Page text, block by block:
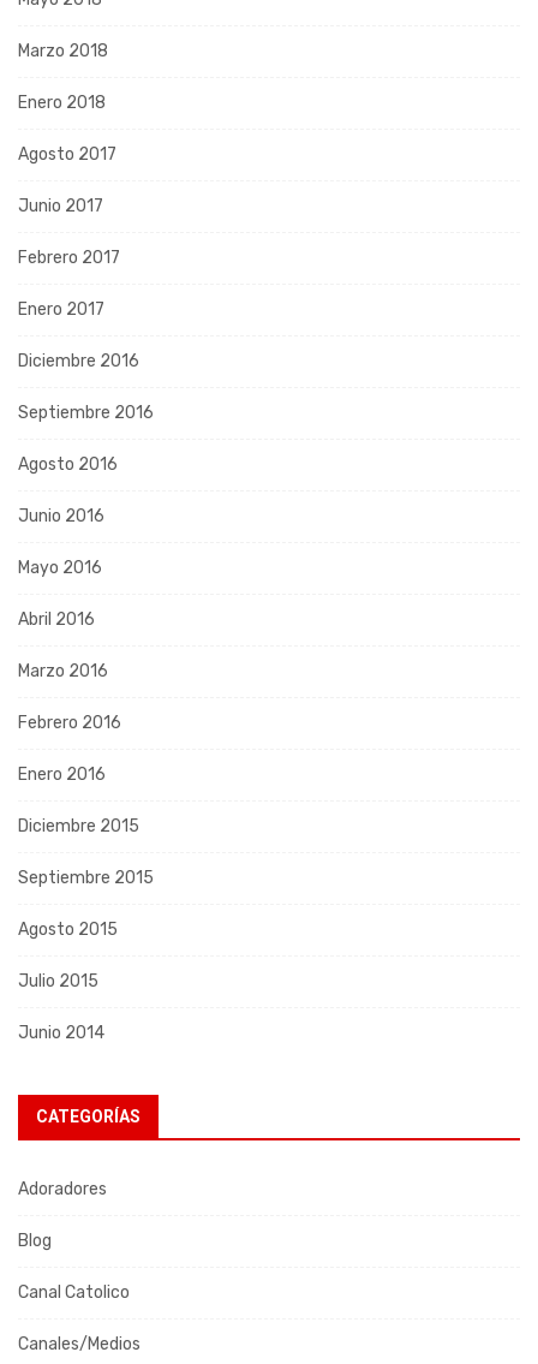
Marzo 2018
Enero 2018
Agosto 2017
Junio 2017
Febrero 2017
Enero 2017
Diciembre 2016
Septiembre 2016
Agosto 2016
Junio 2016
Mayo 2016
Abril 2016
Marzo 2016
Febrero 2016
Enero 2016
Diciembre 2015
Septiembre 2015
Agosto 2015
Julio 2015
Junio 2014
CATEGORÍAS
Adoradores
Blog
Canal Catolico
Canales/Medios